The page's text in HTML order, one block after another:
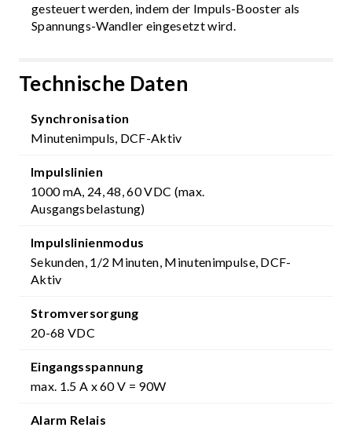
gesteuert werden, indem der Impuls-Booster als
Spannungs-Wandler eingesetzt wird.
Technische Daten
Synchronisation
Minutenimpuls, DCF-Aktiv
Impulslinien
1000 mA, 24, 48, 60 VDC (max.
Ausgangsbelastung)
Impulslinienmodus
Sekunden, 1/2 Minuten, Minutenimpulse, DCF-
Aktiv
Stromversorgung
20-68 VDC
Eingangsspannung
max. 1.5 A x 60 V = 90W
Alarm Relais